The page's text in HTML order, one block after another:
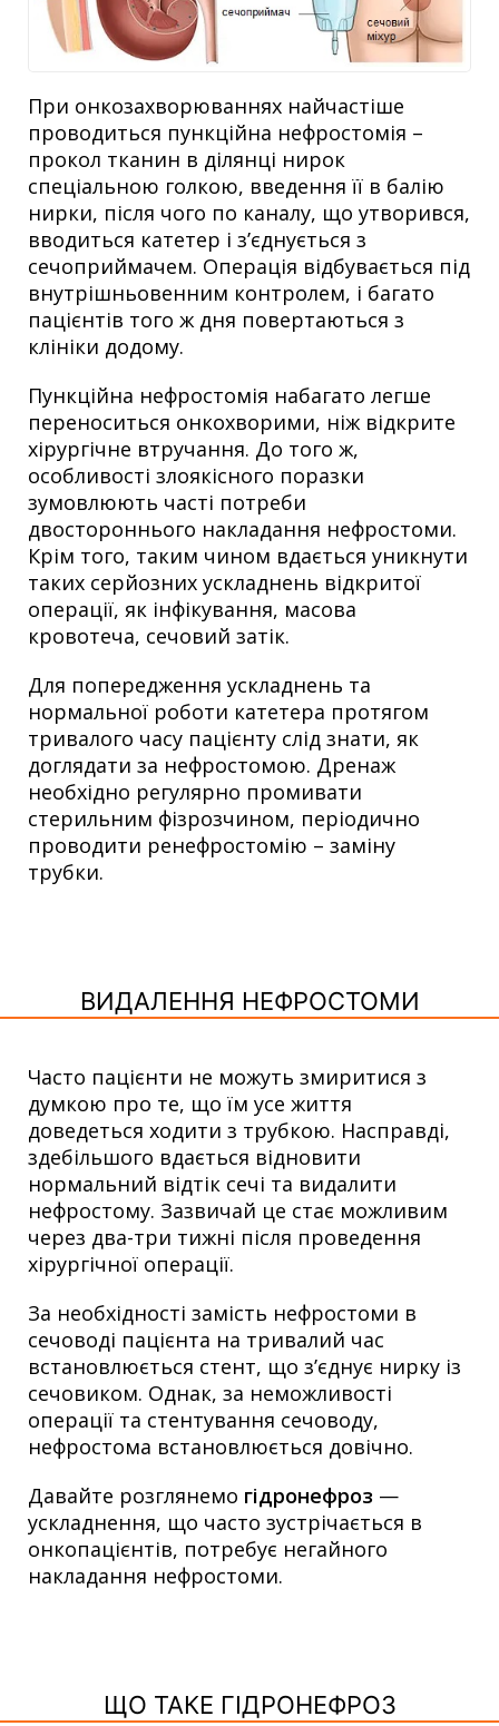
При онкозахворюваннях найчастіше
проводиться пункційна нефростомія –
прокол тканин в ділянці нирок
спеціальною голкою, введення її в балію
нирки, після чого по каналу, що утворився,
вводиться катетер і з’єднується з
сечоприймачем. Операція відбувається під
внутрішньовенним контролем, і багато
пацієнтів того ж дня повертаються з
клініки додому.
Пункційна нефростомія набагато легше
переноситься онкохворими, ніж відкрите
хірургічне втручання. До того ж,
особливості злоякісного поразки
зумовлюють часті потреби
двостороннього накладання нефростоми.
Крім того, таким чином вдається уникнути
таких серйозних ускладнень відкритої
операції, як інфікування, масова
кровотеча, сечовий затік.
Для попередження ускладнень та
нормальної роботи катетера протягом
тривалого часу пацієнту слід знати, як
доглядати за нефростомою. Дренаж
необхідно регулярно промивати
стерильним фізрозчином, періодично
проводити ренефростомію – заміну
трубки.
ВИДАЛЕННЯ НЕФРОСТОМИ
Часто пацієнти не можуть змиритися з
думкою про те, що їм усе життя
доведеться ходити з трубкою. Насправді,
здебільшого вдається відновити
нормальний відтік сечі та видалити
нефростому. Зазвичай це стає можливим
через два-три тижні після проведення
хірургічної операції.
За необхідності замість нефростоми в
сечоводі пацієнта на тривалий час
встановлюється стент, що з’єднує нирку із
сечовиком. Однак, за неможливості
операції та стентування сечоводу,
нефростома встановлюється довічно.
Давайте розглянемо гідронефроз —
ускладнення, що часто зустрічається в
онкопацієнтів, потребує негайного
накладання нефростоми.
ЩО ТАКЕ ГІДРОНЕФРОЗ